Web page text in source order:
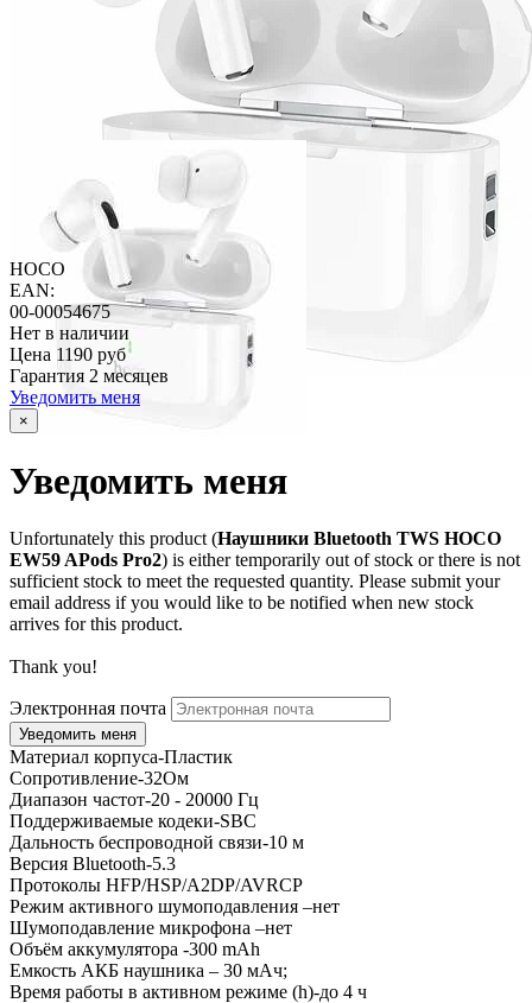
HOCO
EAN:
00-00054675
Нет в наличии
Цена 1190 руб
Гарантия 2 месяцев
Уведомить меня
×
Уведомить меня
Unfortunately this product (Наушники Bluetooth TWS HOCO
EW59 APods Pro2) is either temporarily out of stock or there is not
sufficient stock to meet the requested quantity. Please submit your
email address if you would like to be notified when new stock
arrives for this product.
Thank you!
Электронная почта
Материал корпуса-Пластик
Сопротивление-32Ом
Диапазон частот-20 - 20000 Гц
Поддерживаемые кодеки-SBC
Дальность беспроводной связи-10 м
Версия Bluetooth-5.3
Протоколы HFP/HSP/A2DP/AVRCP
Режим активного шумоподавления –нет
Шумоподавление микрофона –нет
Объём аккумулятора -300 mAh
Емкость АКБ наушника – 30 мАч;
Время работы в активном режиме (h)-до 4 ч